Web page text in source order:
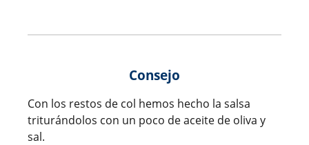
Consejo
Con los restos de col hemos hecho la salsa
triturándolos con un poco de aceite de oliva y
sal.